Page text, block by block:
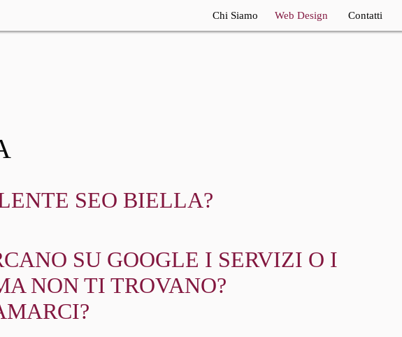
Chi Siamo Web Design Contatti
SEO BIELLA?
SU GOOGLE I SERVIZI O I
NON TI TROVANO?